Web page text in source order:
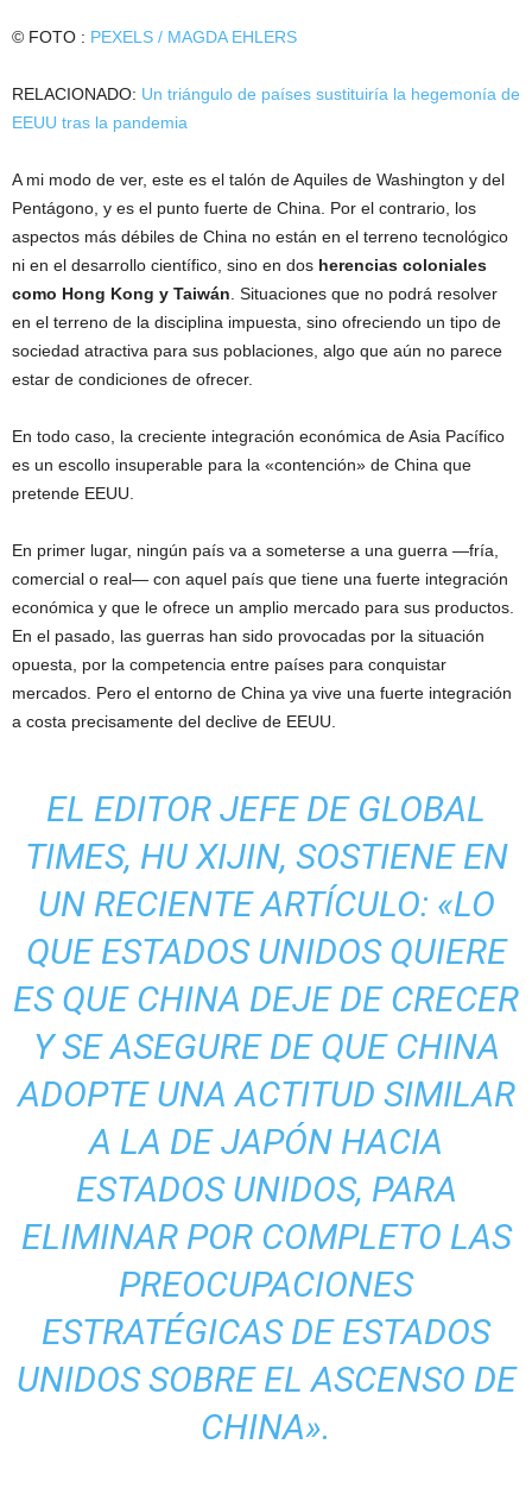
© FOTO : PEXELS / MAGDA EHLERS
RELACIONADO: Un triángulo de países sustituiría la hegemonía de
EEUU tras la pandemia
A mi modo de ver, este es el talón de Aquiles de Washington y del
Pentágono, y es el punto fuerte de China. Por el contrario, los
aspectos más débiles de China no están en el terreno tecnológico
ni en el desarrollo científico, sino en dos herencias coloniales
como Hong Kong y Taiwán . Situaciones que no podrá resolver
en el terreno de la disciplina impuesta, sino ofreciendo un tipo de
sociedad atractiva para sus poblaciones, algo que aún no parece
estar de condiciones de ofrecer.
En todo caso, la creciente integración económica de Asia Pacífico
es un escollo insuperable para la «contención» de China que
pretende EEUU.
En primer lugar, ningún país va a someterse a una guerra —fría,
comercial o real— con aquel país que tiene una fuerte integración
económica y que le ofrece un amplio mercado para sus productos.
En el pasado, las guerras han sido provocadas por la situación
opuesta, por la competencia entre países para conquistar
mercados. Pero el entorno de China ya vive una fuerte integración
a costa precisamente del declive de EEUU.
EL EDITOR JEFE DE GLOBAL
TIMES, HU XIJIN, SOSTIENEEN
UN RECIENTE ARTÍCULO: «LO
QUE ESTADOS UNIDOS QUIERE
ES QUE CHINA DEJE DE CRECER
Y SE ASEGURE DE QUE CHINA
ADOPTE UNA ACTITUD SIMILAR
A LA DE JAPÓN HACIA
ESTADOS UNIDOS, PARA
ELIMINAR POR COMPLETO LAS
PREOCUPACIONES
ESTRATÉGICAS DE ESTADOS
UNIDOS SOBRE EL ASCENSO DE
CHINA».